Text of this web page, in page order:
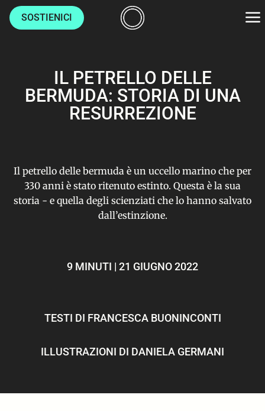
SOSTIENICI
CULTURE
VITA
HOME
IL PETRELLO DELLE
BERMUDA: STORIA DI UNA
RESURREZIONE
Il petrello delle bermuda è un uccello marino che per
330 anni è stato ritenuto estinto. Questa è la sua
storia - e quella degli scienziati che lo hanno salvato
dall’estinzione.
9 MINUTI | 21 GIUGNO 2022
TESTI DI FRANCESCA BUONINCONTI
ILLUSTRAZIONI DI DANIELA GERMANI